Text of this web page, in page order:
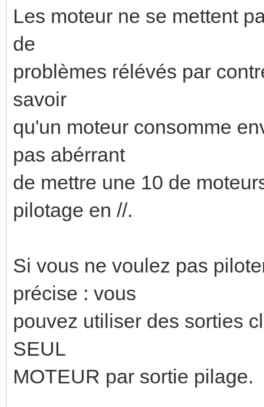
Les moteur ne se mettent
de
problèmes rélévés par
savoir
qu'un moteur consomme
pas abérrant
de mettre une 10 de
pilotage en //.
Si vous ne voulez pas
précise : vous
pouvez utiliser des sorties
SEUL
MOTEUR par sortie pilage.